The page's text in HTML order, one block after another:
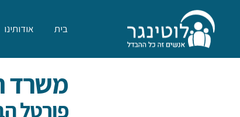
בית אודותינו
משרד
פורטל